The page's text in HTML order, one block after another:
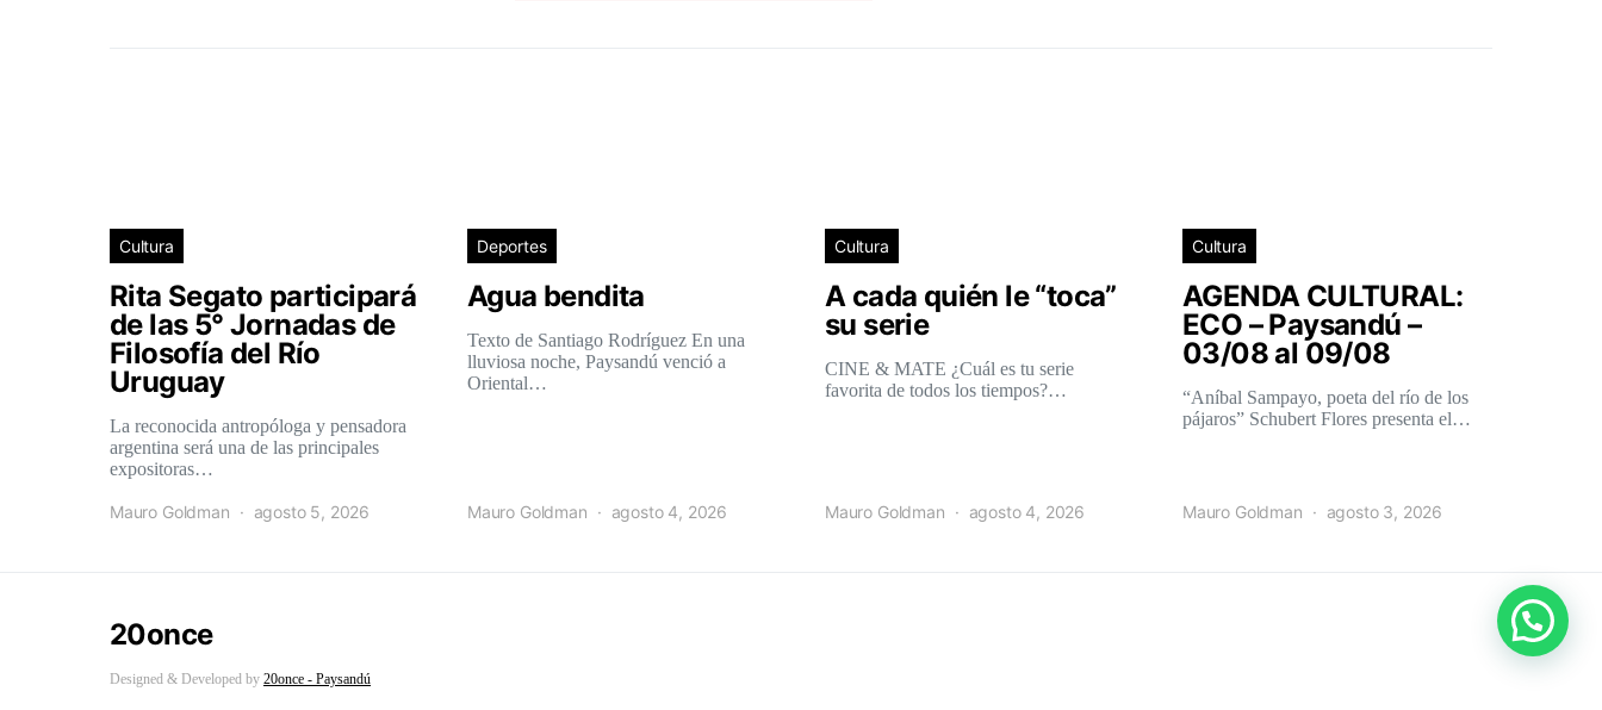
Cultura
Rita Segato participará
de las 5° Jornadas de
Filosofía del Río
Uruguay
La reconocida antropóloga y pensadora
argentina será una de las principales
expositoras…
Mauro Goldman agosto 5, 2026
Deportes
Agua bendita
Texto de Santiago Rodríguez En una
lluviosa noche, Paysandú venció a
Oriental…
Mauro Goldman agosto 4, 2026
Cultura
A cada quién le “toca”
su serie
CINE & MATE ¿Cuál es tu serie
favorita de todos los tiempos?…
Mauro Goldman agosto 4, 2026
Cultura
AGENDA CULTURAL:
ECO – Paysandú –
03/08 al 09/08
“Aníbal Sampayo, poeta del río de los
pájaros” Schubert Flores presenta el…
Mauro Goldman agosto 3, 2026
20once
Designed & Developed by 20once - Paysandú